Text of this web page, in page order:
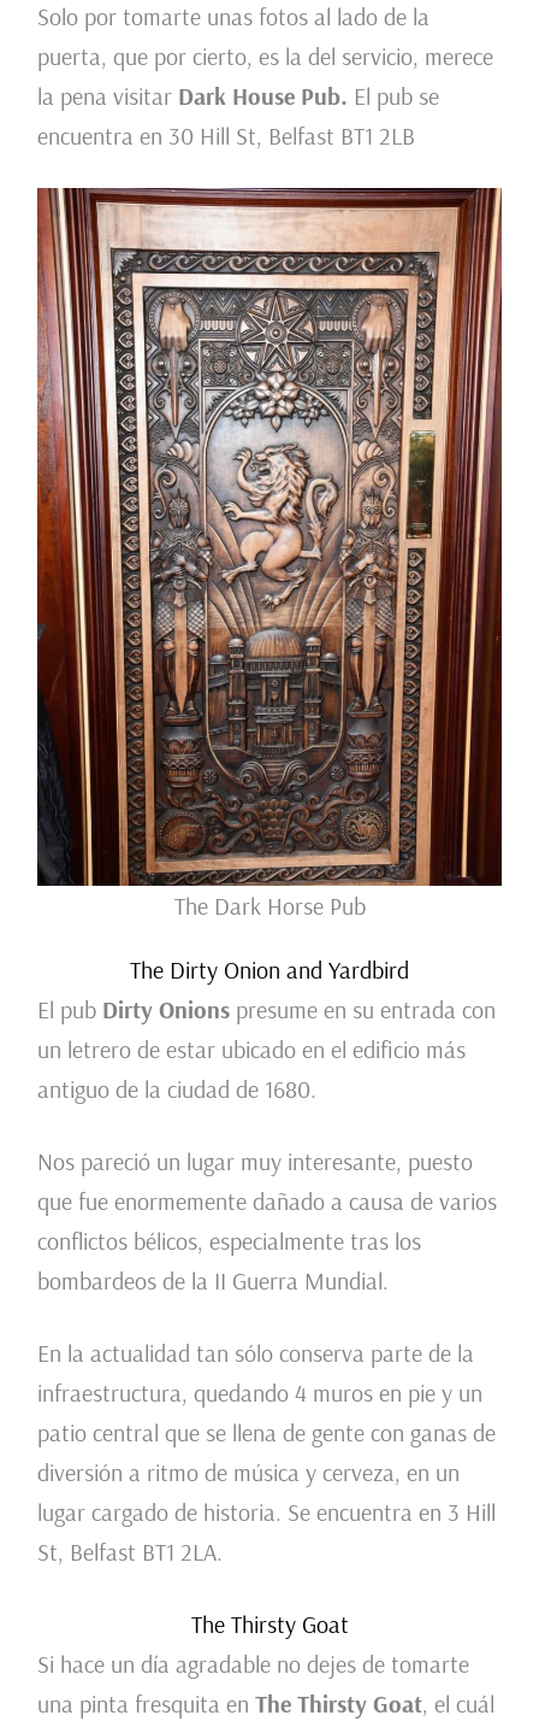
Solo por tomarte unas fotos al lado de la
puerta, que por cierto, es la del servicio, merece
la pena visitar Dark House Pub. El pub se
encuentra en 30 Hill St, Belfast BT1 2LB
The Dark Horse Pub
The Dirty Onion and Yardbird
El pub Dirty Onions presume en su entrada con
un letrero de estar ubicado en el edificio más
antiguo de la ciudad de 1680.
Nos pareció un lugar muy interesante, puesto
que fue enormemente dañado a causa de varios
conflictos bélicos, especialmente tras los
bombardeos de la II Guerra Mundial.
En la actualidad tan sólo conserva parte de la
infraestructura, quedando 4 muros en pie y un
patio central que se llena de gente con ganas de
diversión a ritmo de música y cerveza, en un
lugar cargado de historia. Se encuentra en 3 Hill
St, Belfast BT1 2LA.
The Thirsty Goat
Si hace un día agradable no dejes de tomarte
una pinta fresquita en The Thirsty Goat, el cuál